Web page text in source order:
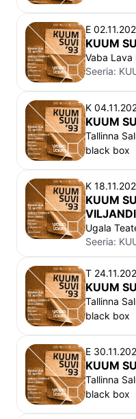
E
KUUM
Vaba Lava
Seeria:
K
KUUM
Tallinna
black box
K
KUUM
Ugala
Seeria:
T
KUUM
Tallinna
black box
E
KUUM
Tallinna
black box